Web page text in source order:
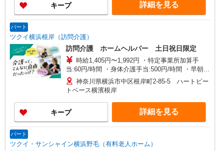
キープ 詳細を見る
パート
ツクイ横浜根岸（訪問介護）
訪問介護 ホームヘルパー 土日祝日限定
時給1,405円〜1,992円 ・特定事業所加算手
当:60円/時間 ・身体介護手当:500円/時間 ・早朝夜
間深夜手当:300円/時間 （18:00〜翌07:59の時間
帯） ・ICT手当:2,000円/月 ・深夜割増は別途支給
・ケア→ケアの移動時間も賃金（時給）を支給 ・
土日祝日手当:100円/時間含む ※給与幅は資格・経
験等による
神奈川県横浜市中区根岸町2-85-5 ハートビー
トベース横濱根岸
キープ 詳細を見る
パート
ツクイ・サンシャイン横浜野毛（有料老人ホーム）